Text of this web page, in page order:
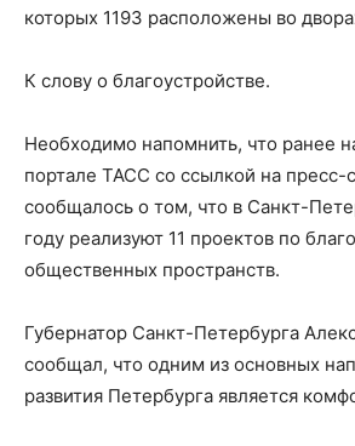
которых 1193 расположены во
К слову о благоустройстве.
Необходимо напомнить, что ранее
портале ТАСС со ссылкой на
сообщалось о том, что в Санкт-
году реализуют 11 проектов по
общественных пространств.
Губернатор Санкт-Петербурга
сообщал, что одним из основных
развития Петербурга является